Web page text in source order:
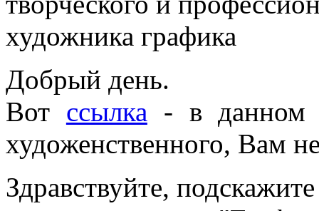
художника графика
Добрый день.
Вот ссылка - в данном
художенственного, Вам
Здравствуйте,